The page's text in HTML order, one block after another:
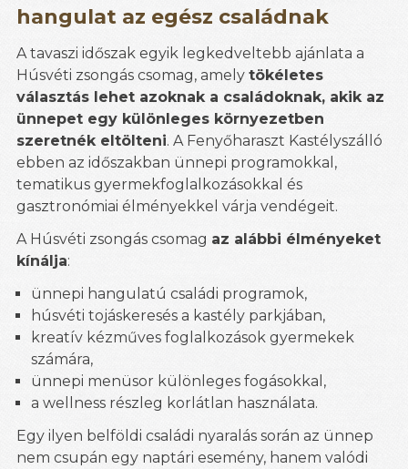
hangulat az egész családnak
A tavaszi időszak egyik legkedveltebb ajánlata a
Húsvéti zsongás csomag, amely tökéletes
választás lehet azoknak a családoknak, akik az
ünnepet egy különleges környezetben
szeretnék eltölteni. A Fenyőharaszt Kastélyszálló
ebben az időszakban ünnepi programokkal,
tematikus gyermekfoglalkozásokkal és
gasztronómiai élményekkel várja vendégeit.
A Húsvéti zsongás csomag az alábbi élményeket
kínálja:
ünnepi hangulatú családi programok,
húsvéti tojáskeresés a kastély parkjában,
kreatív kézműves foglalkozások gyermekek
számára,
ünnepi menüsor különleges fogásokkal,
a wellness részleg korlátlan használata.
Egy ilyen belföldi családi nyaralás során az ünnep
nem csupán egy naptári esemény, hanem valódi